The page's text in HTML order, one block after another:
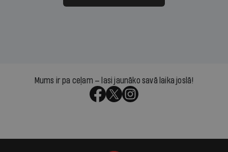
Mums ir pa ceļam — lasi jaunāko savā laika joslā!